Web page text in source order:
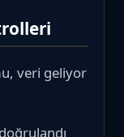
veri geliyor